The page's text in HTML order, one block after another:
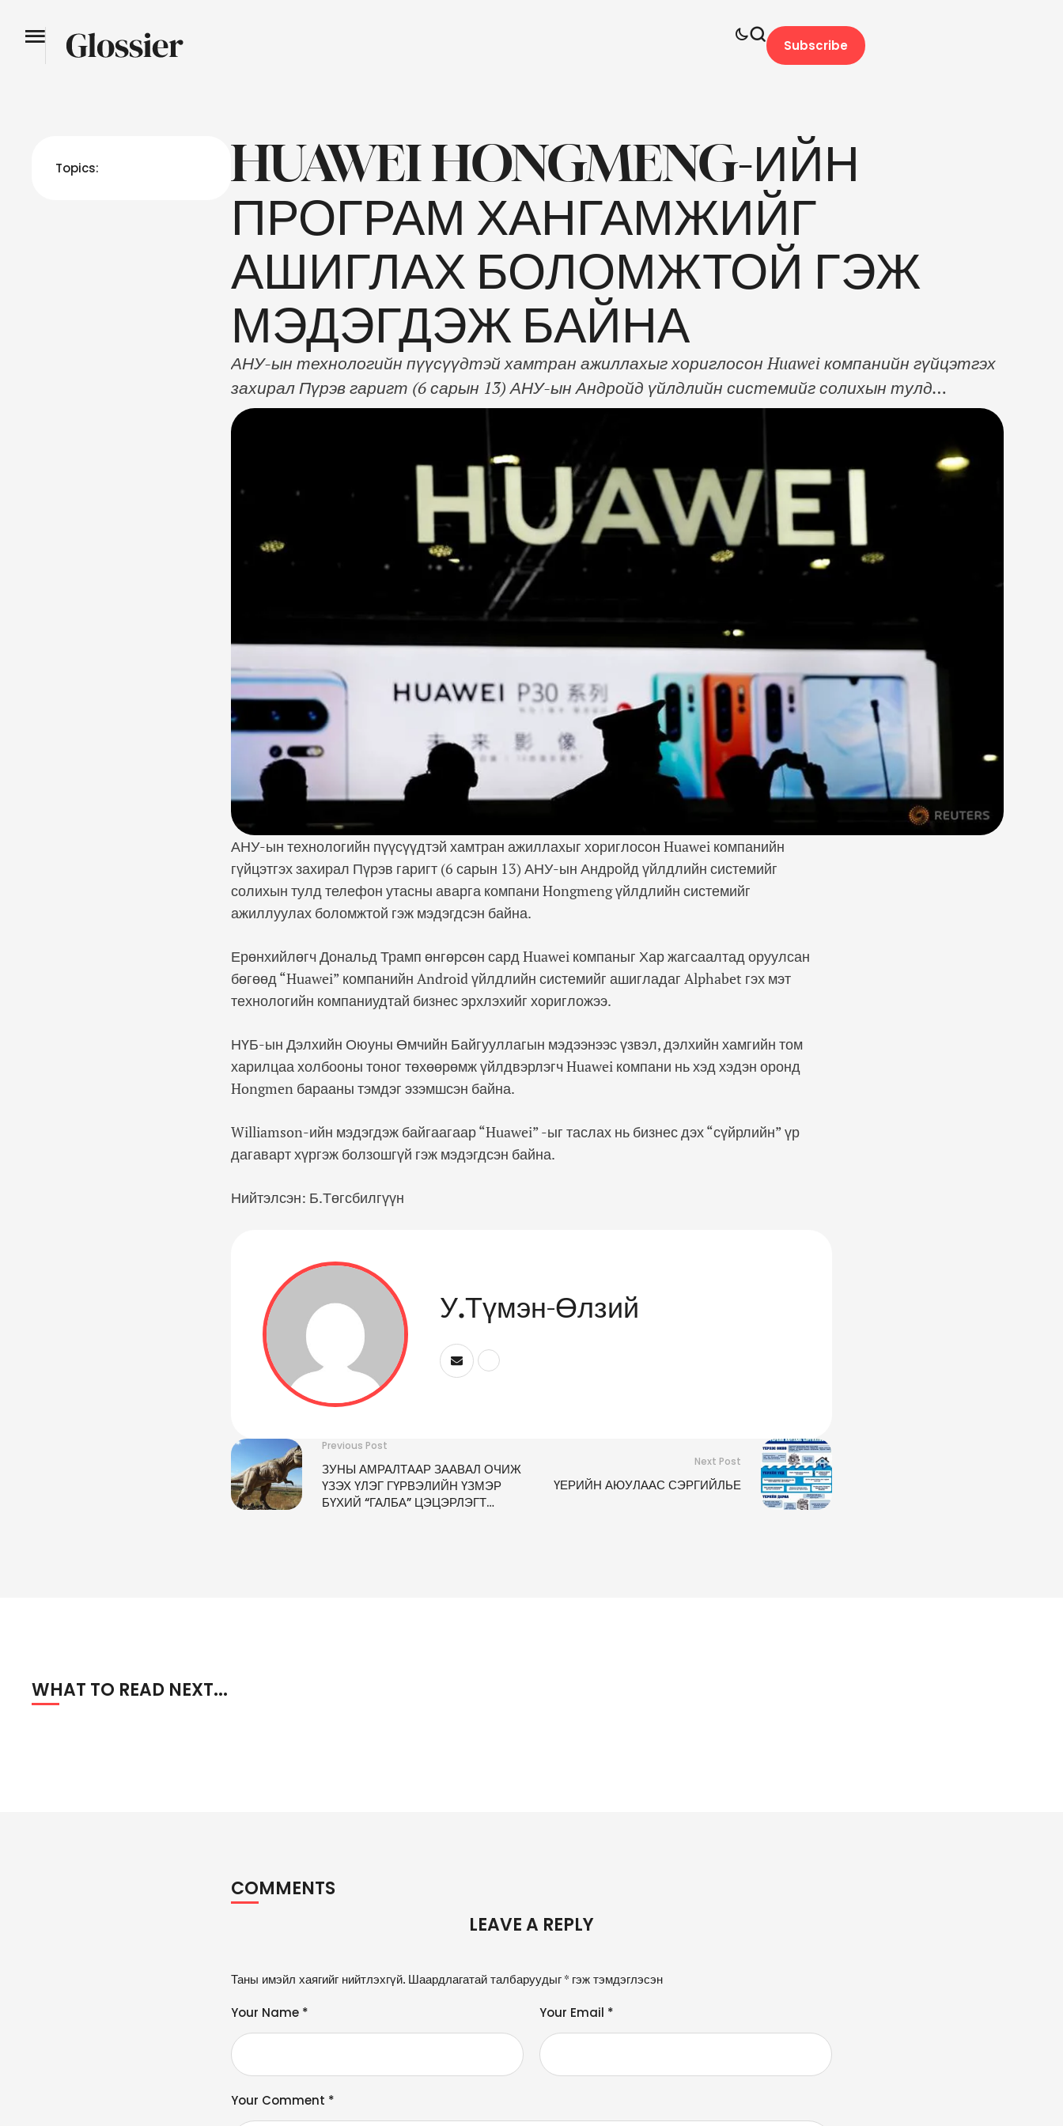
Subscribe
Topics:
HUAWEI HONGMENG-ИЙН
ПРОГРАМ ХАНГАМЖИЙГ
АШИГЛАХ БОЛОМЖТОЙ ГЭЖ
МЭДЭГДЭЖ БАЙНА
АНУ-ын технологийн пүүсүүдтэй хамтран ажиллахыг хориглосон Huawei компанийн гүйцэтгэх
захирал Пүрэв гаригт (6 сарын 13) АНУ-ын Андройд үйлдлийн системийг солихын тулд
телефон утасны аварга компани Hongmeng үйлдлийн системийг ажиллуулах боломжтой гэж
мэдэгдсэн байна. Ерөнхийлөгч Дональд Трамп өнгөрсөн сард Huawei компаныг Хар жагсаалтад
оруулсан бөгөөд "Huawei" компанийн Android үйлдлийн системийг ашигладаг Alphabet гэх мэт
технологийн компаниудтай …
АНУ-ын технологийн пүүсүүдтэй хамтран ажиллахыг хориглосон Huawei компанийн
гүйцэтгэх захирал Пүрэв гаригт (6 сарын 13) АНУ-ын Андройд үйлдлийн системийг
солихын тулд телефон утасны аварга компани Hongmeng үйлдлийн системийг
ажиллуулах боломжтой гэж мэдэгдсэн байна.
Ерөнхийлөгч Дональд Трамп өнгөрсөн сард Huawei компаныг Хар жагсаалтад оруулсан
бөгөөд “Huawei” компанийн Android үйлдлийн системийг ашигладаг Alphabet гэх мэт
технологийн компаниудтай бизнес эрхлэхийг хоригложээ.
НҮБ-ын Дэлхийн Оюуны Өмчийн Байгууллагын мэдээнээс үзвэл, дэлхийн хамгийн том
харилцаа холбооны тоног төхөөрөмж үйлдвэрлэгч Huawei компани нь хэд хэдэн оронд
Hongmen барааны тэмдэг эзэмшсэн байна.
Williamson-ийн мэдэгдэж байгаагаар “Huawei” -ыг таслах нь бизнес дэх “сүйрлийн” үр
дагаварт хүргэж болзошгүй гэж мэдэгдсэн байна.
Нийтэлсэн: Б.Төгсбилгүүн
У.Түмэн-Өлзий
Previous Post
ЗУНЫ АМРАЛТААР ЗААВАЛ ОЧИЖ
ҮЗЭХ ҮЛЭГ ГҮРВЭЛИЙН ҮЗМЭР
БҮХИЙ “ГАЛБА” ЦЭЦЭРЛЭГТ
Next Post
ҮЕРИЙН АЮУЛААС СЭРГИЙЛЬЕ
WHAT TO READ NEXT...
COMMENTS
LEAVE A REPLY
Таны имэйл хаягийг нийтлэхгүй. Шаардлагатай талбаруудыг * гэж тэмдэглэсэн
Your Comment *
Your Name * Your Email *
A
e
n
a
ti
v
e